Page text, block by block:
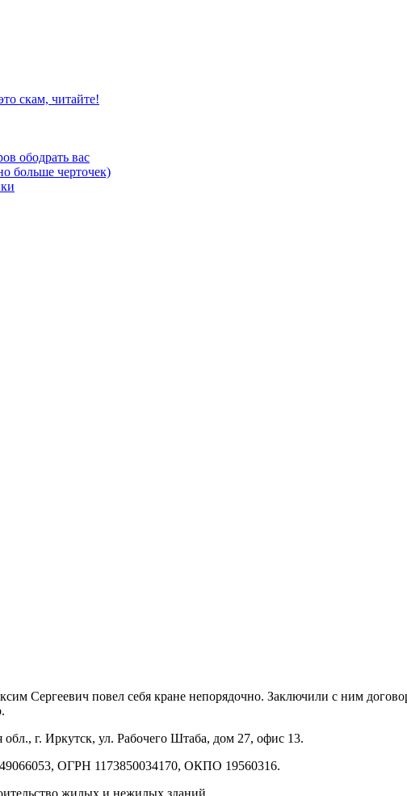
скам, читайте!
ободрать вас
больше черточек)
Сергеевич повел себя кране непорядочно. Заключили с ним
г. Иркутск, ул. Рабочего Штаба, дом 27, офис 13.
ОГРН 1173850034170, ОКПО 19560316.
жилых и нежилых зданий.